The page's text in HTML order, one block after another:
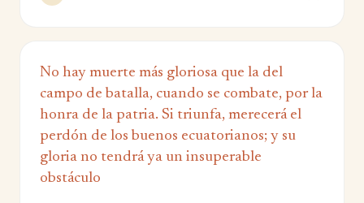
No hay muerte más gloriosa que la del
campo de batalla, cuando se combate, por la
honra de la patria. Si triunfa, merecerá el
perdón de los buenos ecuatorianos; y su
gloria no tendrá ya un insuperable
obstáculo